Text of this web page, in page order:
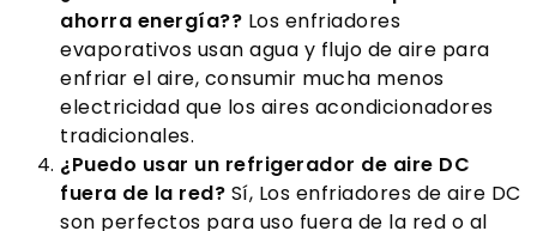
ahorra energía?? Los enfriadores
evaporativos usan agua y flujo de aire para
enfriar el aire, consumir mucha menos
electricidad que los aires acondicionadores
tradicionales.
¿Puedo usar un refrigerador de aire DC
fuera de la red? Sí, Los enfriadores de aire DC
son perfectos para uso fuera de la red o al